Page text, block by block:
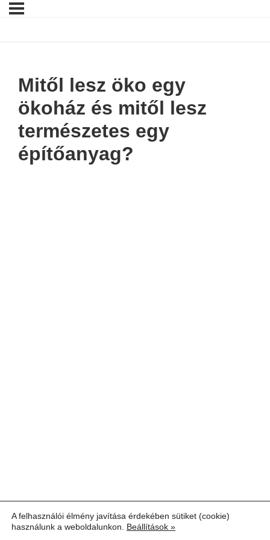
Mitől lesz öko egy
ökoház és mitől lesz
természetes egy
építőanyag?
A felhasználói élmény javítása érdekében sütiket (cookie)
használunk a weboldalunkon. Beállítások »